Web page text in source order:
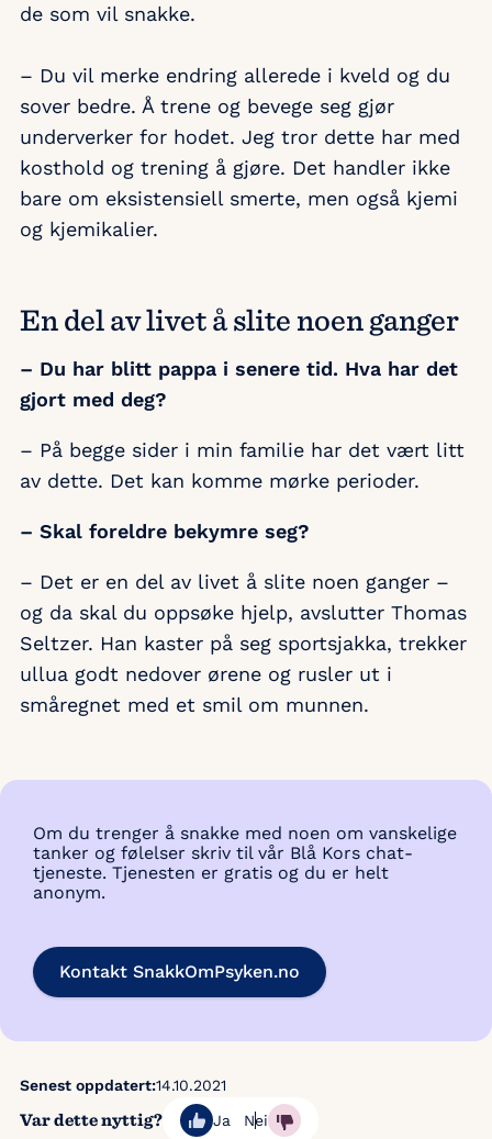
de som vil snakke.
– Du vil merke endring allerede i kveld og du
sover bedre. Å trene og bevege seg gjør
underverker for hodet. Jeg tror dette har med
kosthold og trening å gjøre. Det handler ikke
bare om eksistensiell smerte, men også kjemi
og kjemikalier.
En del av livet å slite noen ganger
– Du har blitt pappa i senere tid. Hva har det
gjort med deg?
– På begge sider i min familie har det vært litt
av dette. Det kan komme mørke perioder.
– Skal foreldre bekymre seg?
– Det er en del av livet å slite noen ganger –
og da skal du oppsøke hjelp, avslutter Thomas
Seltzer. Han kaster på seg sportsjakka, trekker
ullua godt nedover ørene og rusler ut i
småregnet med et smil om munnen.
Om du trenger å snakke med noen om vanskelige
tanker og følelser skriv til vår Blå Kors chat-
tjeneste. Tjenesten er gratis og du er helt
anonym.
Kontakt SnakkOmPsyken.no
Var dette nyttig? Ja Nei
Senest oppdatert:14.10.2021